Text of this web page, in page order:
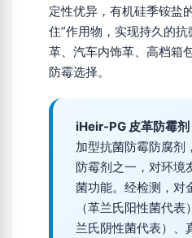
定性优异，有机硅季铵盐
住”作用物，实现持久的
革、汽车内饰革、高档箱
防霉选择。
iHeir-PG 皮革防霉剂
加型抗菌防霉防腐剂
防霉剂之一，对环境
菌功能。经检测，对
（革兰氏阳性菌代
兰氏阴性菌代表）、